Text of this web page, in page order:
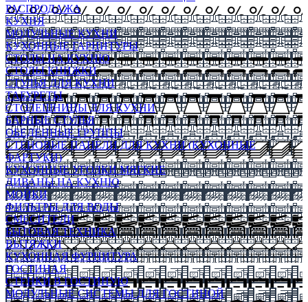
РАСПРОДАЖА
КУХНЯ
МОДУЛЬНЫЕ КУХНИ
КУХОННЫЕ ГАРНИТУРЫ
СТОЛЫ НА КУХНЮ
СТОЛЫ КНИЖКИ
СТУЛЬЯ ДЛЯ КУХНИ
ТАБУРЕТЫ
СТОЛЕШНИЦЫ ДЛЯ КУХНИ
БАРНЫЕ СТУЛЬЯ
ОБЕДЕННЫЕ ГРУППЫ
СТЕНОВЫЕ ПАНЕЛИ ДЛЯ КУХНИ (КУХОННЫЕ
ФАРТУКИ)
КУХОННЫЕ УГОЛКИ МЯГКИЕ
ДИВАНЫ НА КУХНЮ
МОЙКИ
ФИЛЬТРЫ ДЛЯ ВОДЫ
СМЕСИТЕЛИ
БЫТОВАЯ ТЕХНИКА
ВЫТЯЖКИ
КУХОННАЯ ФУРНИТУРА
ГОСТИНАЯ
СТЕНКИ В ГОСТИНУЮ
МОДУЛЬНЫЕ СИСТЕМЫ ДЛЯ ГОСТИНОЙ